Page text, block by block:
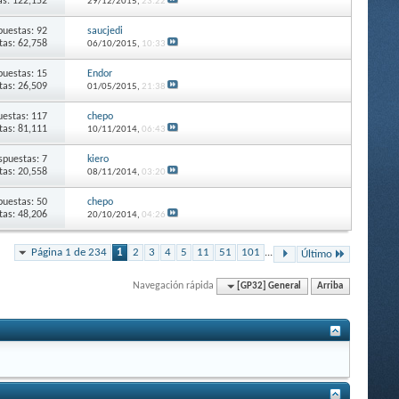
92
62,758
saucjedi
06/10/2015, 10:33
15
26,509
Endor
01/05/2015, 21:38
117
81,111
chepo
10/11/2014, 06:43
7
20,558
kiero
08/11/2014, 03:20
50
48,206
chepo
20/10/2014, 04:26
Página 1 de 234 1 2 3 4 5 11 51 101 ... Último
Navegación rápida [GP32] General Arriba